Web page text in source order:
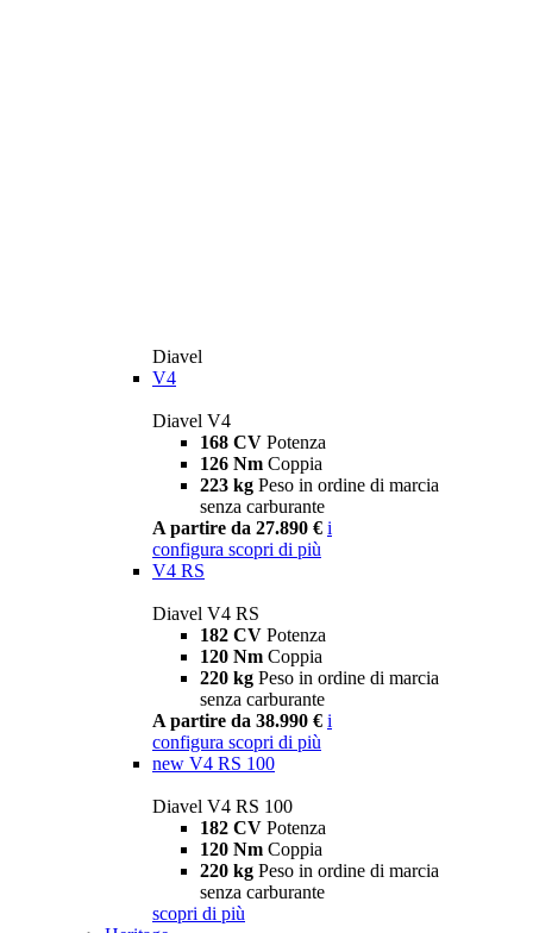
Diavel
V4
Diavel V4
168 CV Potenza
126 Nm Coppia
223 kg Peso in ordine di marcia
senza carburante
A partire da 27.890 € i
configura scopri di più
V4 RS
Diavel V4 RS
182 CV Potenza
120 Nm Coppia
220 kg Peso in ordine di marcia
senza carburante
A partire da 38.990 € i
configura scopri di più
new V4 RS 100
Diavel V4 RS 100
182 CV Potenza
120 Nm Coppia
220 kg Peso in ordine di marcia
senza carburante
scopri di più